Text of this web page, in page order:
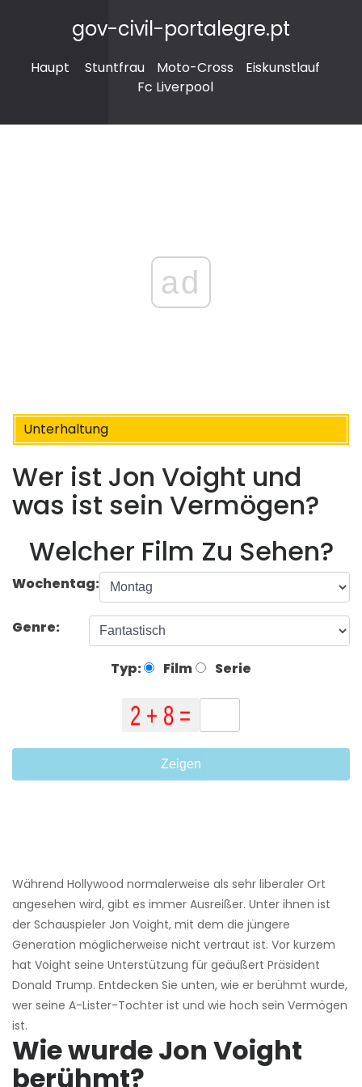
gov-civil-portalegre.pt
Haupt Stuntfrau Moto-Cross
Eiskunstlauf
Fc Liverpool
ad
Unterhaltung
Wer ist Jon Voight und
was ist sein Vermögen?
Welcher Film Zu Sehen?
Wochentag:
Genre:
Typ: Film Serie
Zeigen
Während Hollywood normalerweise als sehr liberaler Ort
angesehen wird, gibt es immer Ausreißer. Unter ihnen ist
der Schauspieler Jon Voight, mit dem die jüngere
Generation möglicherweise nicht vertraut ist. Vor kurzem
hat Voight seine Unterstützung für geäußert Präsident
Donald Trump. Entdecken Sie unten, wie er berühmt wurde,
wer seine A-Lister-Tochter ist und wie hoch sein Vermögen
ist.
Wie wurde Jon Voight
berühmt?